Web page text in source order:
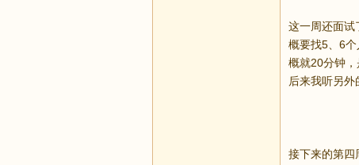
这一周还面试
概要找5、6
概就20分钟
后来我听另外
接下来的第四